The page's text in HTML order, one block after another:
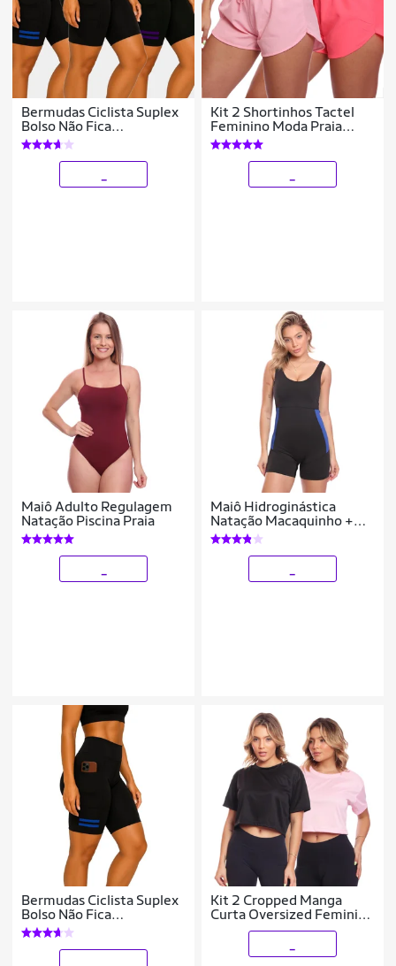
Bermudas Ciclista Suplex
Bolso Não Fica
Transparente Cós Alto Kit
ou Individual
Kit 2 Shortinhos Tactel
Feminino Moda Praia
Piscina Verão Adulto
Maiô Adulto Regulagem
Natação Piscina Praia
Maiô Hidroginástica
Natação Macaquinho +
Touca
Bermudas Ciclista Suplex
Bolso Não Fica
Transparente Cós Alto Kit
ou Individual
Kit 2 Cropped Manga
Curta Oversized Feminino
Proteção Uv Blusa